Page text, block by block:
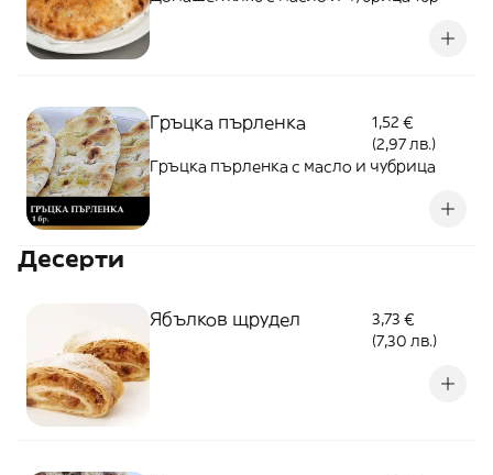
Гръцка пърленка
1,52 €
(2,97 лв.)
Гръцка пърленка с масло и чубрица
Десерти
Ябълков щрудел
3,73 €
(7,30 лв.)